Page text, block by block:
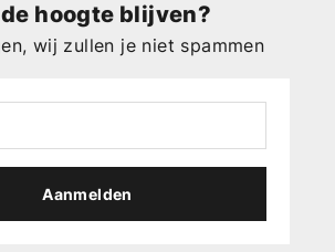
de hoogte blijven?
wij zullen je niet spammen
Aanmelden